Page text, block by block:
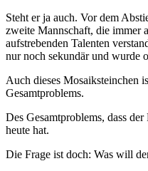
Steht er ja auch. Vor dem
zweite Mannschaft, die immer
aufstrebenden Talenten
nur noch sekundär und wurde
Auch dieses Mosaiksteinchen
Gesamtproblems.
Des Gesamtproblems, dass
heute hat.
Die Frage ist doch: Was will